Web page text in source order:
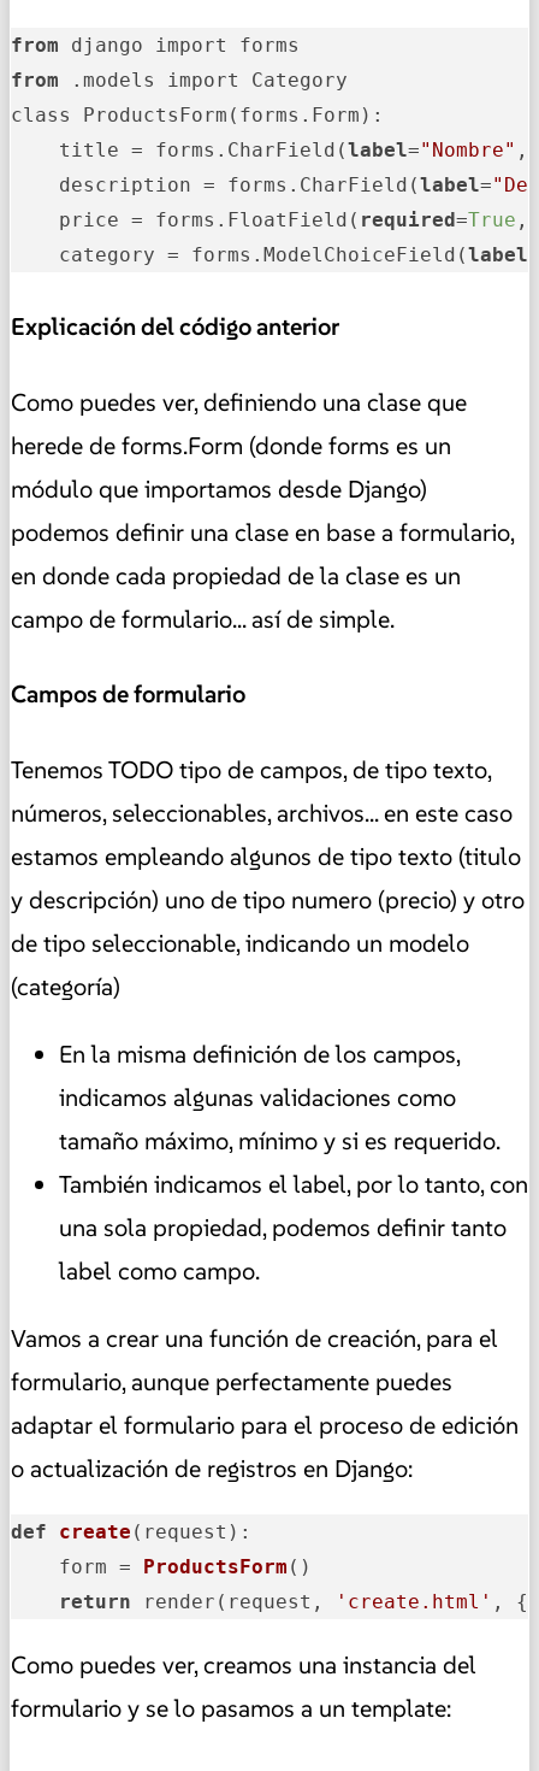
from
from .models import Category
class ProductsForm(forms.Form):
title = forms.CharField(label="Nombre" ,
description = forms.CharField(label=
price = forms.FloatField( required=True ,
category = forms.ModelChoiceField(label
Explicación del código anterior
Como puedes ver, definiendo una clase que
herede de forms.Form (donde forms es un
módulo que importamos desde Django)
podemos definir una clase en base a formulario,
en donde cada propiedad de la clase es un
campo de formulario... así de simple.
Campos de formulario
Tenemos TODO tipo de campos, de tipo texto,
números, seleccionables, archivos... en este caso
estamos empleando algunos de tipo texto (titulo
y descripción) uno de tipo numero (precio) y otro
de tipo seleccionable, indicando un modelo
(categoría)
En la misma definición de los campos,
indicamos algunas validaciones como
tamaño máximo, mínimo y si es requerido.
También indicamos el label, por lo tanto, con
una sola propiedad, podemos definir tanto
label como campo.
Vamos a crear una función de creación, para el
formulario, aunque perfectamente puedes
adaptar el formulario para el proceso de edición
o actualización de registros en Django:
def create ( request ):
form = ProductsForm ()
return render(request, 'create.html' , {
Como puedes ver, creamos una instancia del
formulario y se lo pasamos a un template: